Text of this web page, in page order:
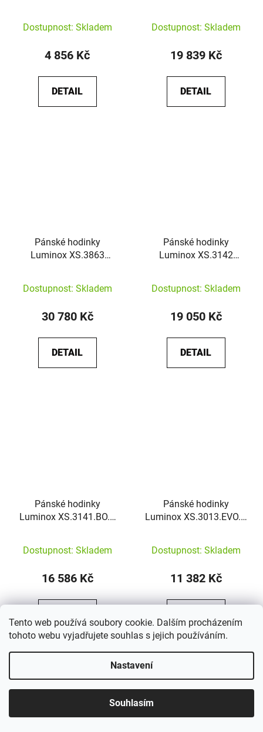
Tento web používá soubory cookie. Dalším procházením
tohoto webu vyjadřujete souhlas s jejich používáním.
Nastavení
Souhlasím
Dostupnost: Skladem
4 856 Kč
DETAIL
Dostupnost: Skladem
19 839 Kč
DETAIL
Pánské hodinky
Luminox XS.3863
Dostupnost: Skladem
30 780 Kč
DETAIL
Pánské hodinky
Luminox XS.3142
Dostupnost: Skladem
19 050 Kč
DETAIL
Pánské hodinky
Luminox XS.3141.BO.1
Dostupnost: Skladem
16 586 Kč
Pánské hodinky
Luminox XS.3013.EVO.S
Dostupnost: Skladem
11 382 Kč